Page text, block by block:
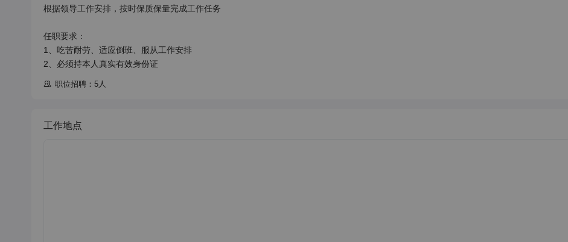
根据领导工作安排，按时保质保量完成工作任务
任职要求：
1、吃苦耐劳、适应倒班、服从工作安排
2、必须持本人真实有效身份证
职位招聘：5人
工作地点